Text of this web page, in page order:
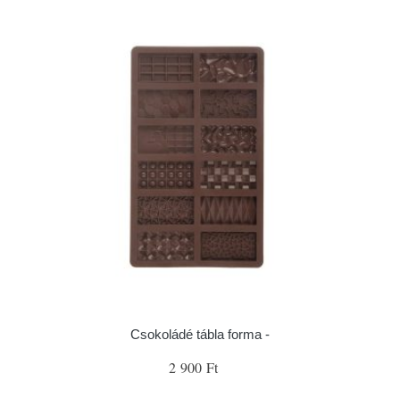
Csokoládé tábla forma -
2 900 Ft